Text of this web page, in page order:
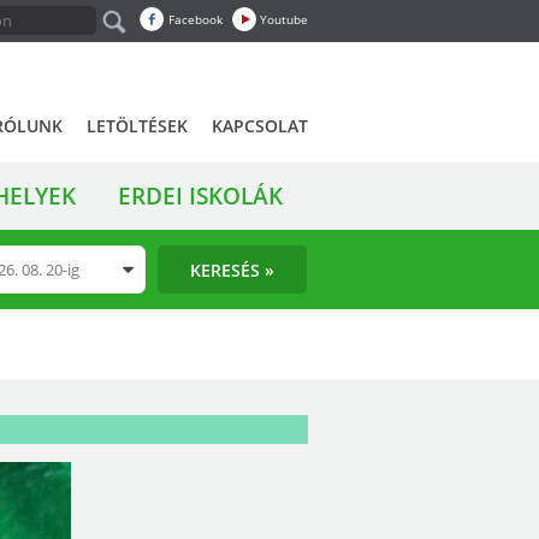
Facebook Youtube
LETÖLTÉSEK KAPCSOLAT
ERDEI ISKOLÁK
KERESÉS »